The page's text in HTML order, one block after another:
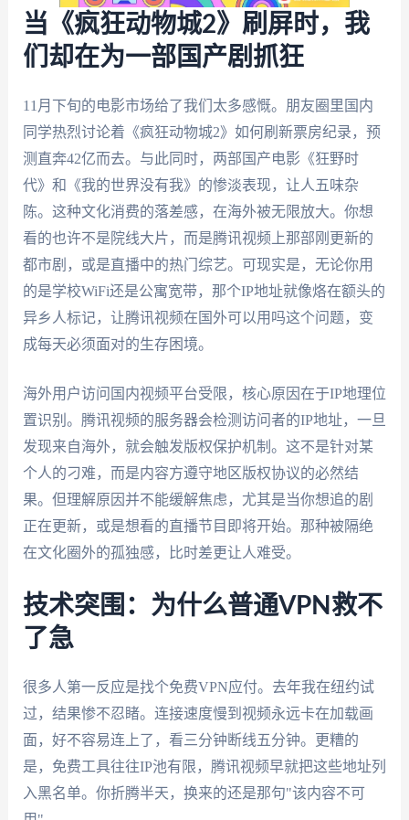
当《疯狂动物城2》刷屏时，我
们却在为一部国产剧抓狂
11月下旬的电影市场给了我们太多感慨。朋友圈里国内
同学热烈讨论着《疯狂动物城2》如何刷新票房纪录，预
测直奔42亿而去。与此同时，两部国产电影《狂野时
代》和《我的世界没有我》的惨淡表现，让人五味杂
陈。这种文化消费的落差感，在海外被无限放大。你想
看的也许不是院线大片，而是腾讯视频上那部刚更新的
都市剧，或是直播中的热门综艺。可现实是，无论你用
的是学校WiFi还是公寓宽带，那个IP地址就像烙在额头的
异乡人标记，让腾讯视频在国外可以用吗这个问题，变
成每天必须面对的生存困境。
海外用户访问国内视频平台受限，核心原因在于IP地理位
置识别。腾讯视频的服务器会检测访问者的IP地址，一旦
发现来自海外，就会触发版权保护机制。这不是针对某
个人的刁难，而是内容方遵守地区版权协议的必然结
果。但理解原因并不能缓解焦虑，尤其是当你想追的剧
正在更新，或是想看的直播节目即将开始。那种被隔绝
在文化圈外的孤独感，比时差更让人难受。
技术突围：为什么普通VPN救不
了急
很多人第一反应是找个免费VPN应付。去年我在纽约试
过，结果惨不忍睹。连接速度慢到视频永远卡在加载画
面，好不容易连上了，看三分钟断线五分钟。更糟的
是，免费工具往往IP池有限，腾讯视频早就把这些地址列
入黑名单。你折腾半天，换来的还是那句"该内容不可